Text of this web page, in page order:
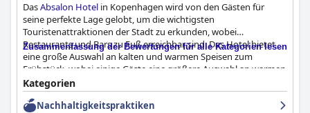
DasAbsalon Hotel in Kopenhagen wird von den Gästen für
seine perfekte Lage gelobt, um die wichtigsten
Touristenattraktionen der Stadt zu erkunden, wobei
Restaurants und Bars zu Fuß erreichbar sind. Das Hotel bietet
eine große Auswahl an kalten und warmen Speisen zum
Frühstück, wobei einige Gäste eine größere Auswahl an warmen
Speisen vorschlagen. Die Zimmer sind schön dekoriert und mit
allen wichtigen Annehmlichkeiten ausgestattet, und das Hotel
bietet eine saubere und freundliche Atmosphäre. Das Personal
Zusammenfassung der Bewertungen für alle Kategorien lesen
Kategorien
Nachhaltigkeitspraktiken